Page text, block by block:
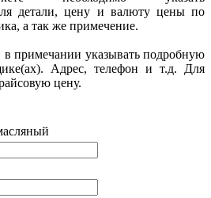
детали, цену и валюту цены по
а так же примечение.
примечании указывать подробную
Адрес, телефон и т.д. Для
цену.